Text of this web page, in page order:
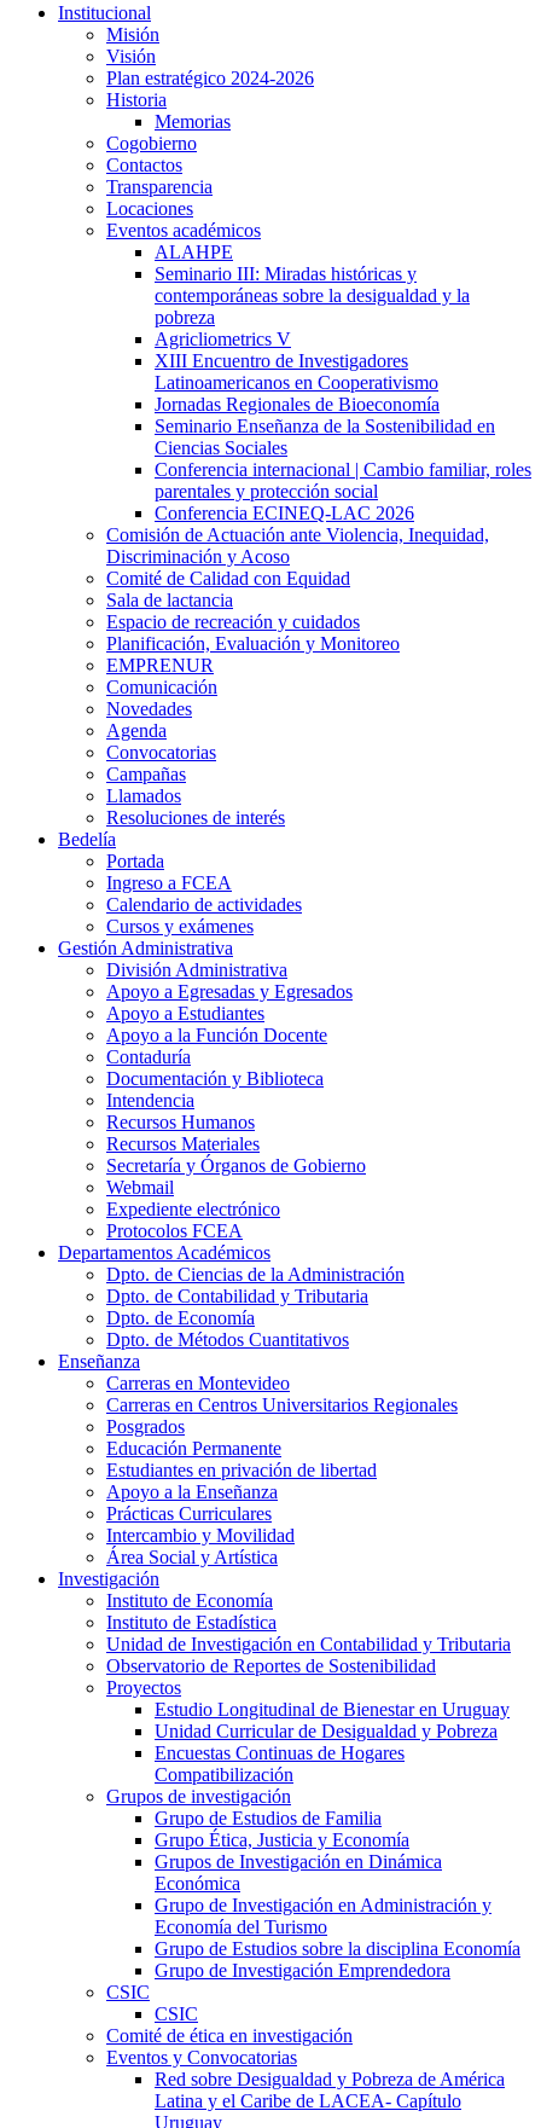
Institucional
Misión
Visión
Plan estratégico 2024-2026
Historia
Memorias
Cogobierno
Contactos
Transparencia
Locaciones
Eventos académicos
ALAHPE
Seminario III: Miradas históricas y
contemporáneas sobre la desigualdad y la
pobreza
Agricliometrics V
XIII Encuentro de Investigadores
Latinoamericanos en Cooperativismo
Jornadas Regionales de Bioeconomía
Seminario Enseñanza de la Sostenibilidad en
Ciencias Sociales
Conferencia internacional | Cambio familiar, roles
parentales y protección social
Conferencia ECINEQ-LAC 2026
Comisión de Actuación ante Violencia, Inequidad,
Discriminación y Acoso
Comité de Calidad con Equidad
Sala de lactancia
Espacio de recreación y cuidados
Planificación, Evaluación y Monitoreo
EMPRENUR
Comunicación
Novedades
Agenda
Convocatorias
Campañas
Llamados
Resoluciones de interés
Bedelía
Portada
Ingreso a FCEA
Calendario de actividades
Cursos y exámenes
Gestión Administrativa
División Administrativa
Apoyo a Egresadas y Egresados
Apoyo a Estudiantes
Apoyo a la Función Docente
Contaduría
Documentación y Biblioteca
Intendencia
Recursos Humanos
Recursos Materiales
Secretaría y Órganos de Gobierno
Webmail
Expediente electrónico
Protocolos FCEA
Departamentos Académicos
Dpto. de Ciencias de la Administración
Dpto. de Contabilidad y Tributaria
Dpto. de Economía
Dpto. de Métodos Cuantitativos
Enseñanza
Carreras en Montevideo
Carreras en Centros Universitarios Regionales
Posgrados
Educación Permanente
Estudiantes en privación de libertad
Apoyo a la Enseñanza
Prácticas Curriculares
Intercambio y Movilidad
Área Social y Artística
Investigación
Instituto de Economía
Instituto de Estadística
Unidad de Investigación en Contabilidad y Tributaria
Observatorio de Reportes de Sostenibilidad
Proyectos
Estudio Longitudinal de Bienestar en Uruguay
Unidad Curricular de Desigualdad y Pobreza
Encuestas Continuas de Hogares
Compatibilización
Grupos de investigación
Grupo de Estudios de Familia
Grupo Ética, Justicia y Economía
Grupos de Investigación en Dinámica
Económica
Grupo de Investigación en Administración y
Economía del Turismo
Grupo de Estudios sobre la disciplina Economía
Grupo de Investigación Emprendedora
CSIC
CSIC
Comité de ética en investigación
Eventos y Convocatorias
Red sobre Desigualdad y Pobreza de América
Latina y el Caribe de LACEA- Capítulo
Uruguay